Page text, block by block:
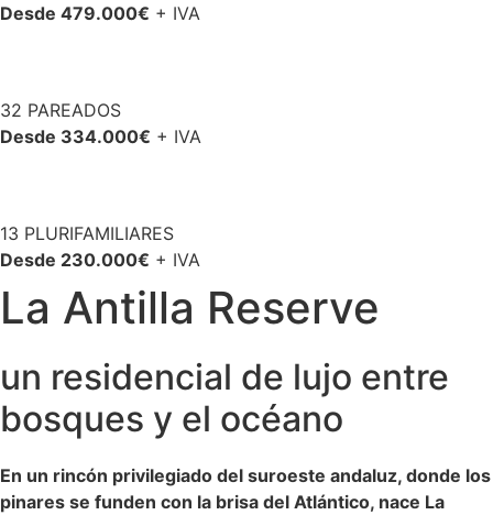
Desde 479.000€ + IVA
32 PAREADOS
Desde 334.000€ + IVA
13 PLURIFAMILIARES
Desde 230.000€ + IVA
La Antilla Reserve
un residencial de lujo entre
bosques y el océano
En un rincón privilegiado del suroeste andaluz, donde los
pinares se funden con la brisa del Atlántico, nace La